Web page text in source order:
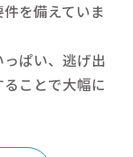
を備えていま
ぱい、逃げ出
ことで大幅に